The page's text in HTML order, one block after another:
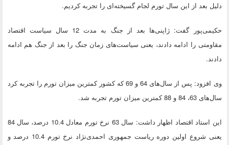
دلیل بعد از این سال‌ تورم لجام گسیخته‌ای را تجربه‌ کردیم.
حکیمی‌پور گفت: ژاپنی‌ها بعد از جنگ به مدت 12 سال سیاست اقتصاد
مقاومتی را ادامه دادند، یعنی سیاست‌های زمان جنگ را بعد از جنگ هم ادامه
دادند.
وی افزود: پس از سال‌های 64 و 69 که کشور کمترین میزان تورم را تجربه کرد
سال‌های 63، 84 و 88 کمترین میزان تورم تجربه شد.
این استاد اقتصاد اظهار داشت: سال 63 نرخ تورم معادل 10.4 درصد، سال 84
یعنی شروع اولین دوره ریاست جمهوری احمدی‌نژاد نرخ تورم 10.4 درصد و